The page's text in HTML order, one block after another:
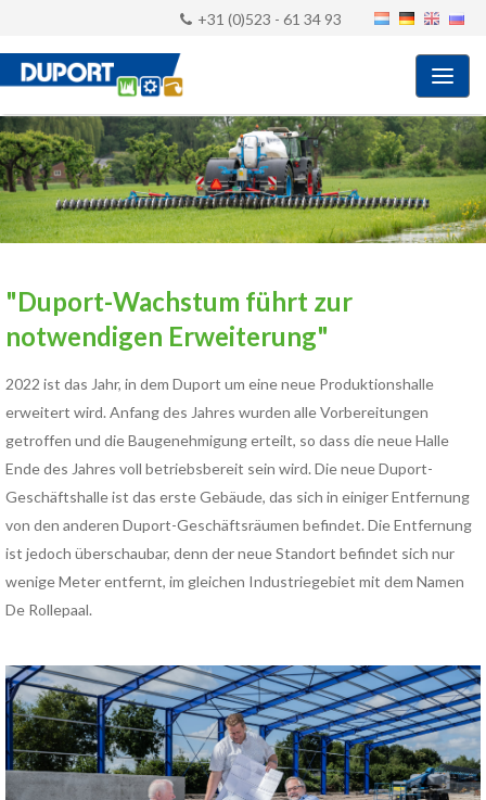
+31 (0)523 - 61 34 93
"Duport-Wachstum führt zur
notwendigen Erweiterung"
2022 ist das Jahr, in dem Duport um eine neue Produktionshalle
erweitert wird. Anfang des Jahres wurden alle Vorbereitungen
getroffen und die Baugenehmigung erteilt, so dass die neue Halle
Ende des Jahres voll betriebsbereit sein wird. Die neue Duport-
Geschäftshalle ist das erste Gebäude, das sich in einiger Entfernung
von den anderen Duport-Geschäftsräumen befindet. Die Entfernung
ist jedoch überschaubar, denn der neue Standort befindet sich nur
wenige Meter entfernt, im gleichen Industriegebiet mit dem Namen
De Rollepaal.